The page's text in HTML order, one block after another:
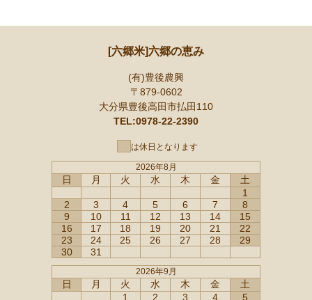
[六郷米]六郷の恵み
(有)豊後農興
〒879-0602
大分県豊後高田市払田110
TEL:0978-22-2390
は休日となります
2026年8月
日 月 火 水 木 金
土
1
2
3 4 5 6 7
8
9
10 11 12 13 14
15
16
17 18 19 20 21
22
23
24 25 26 27 28
29
30
31
2026年9月
日 月 火 水 木 金
土
1
2 3 4
5